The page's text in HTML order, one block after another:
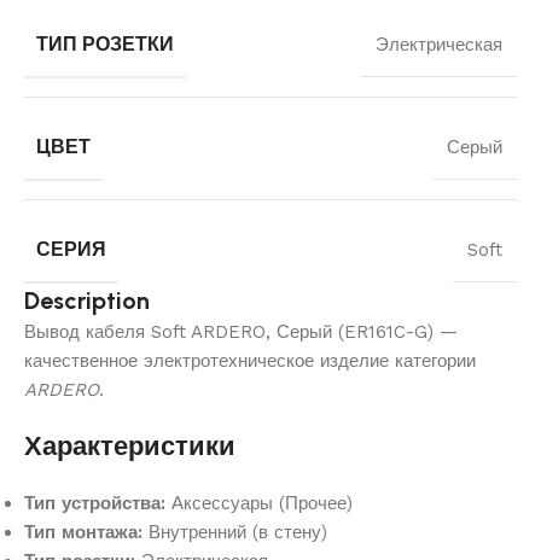
ТИП РОЗЕТКИ Электрическая
ЦВЕТ Серый
СЕРИЯ Soft
Description
Вывод кабеля Soft ARDERO, Серый (ER161C-G) —
качественное электротехническое изделие категории
ARDERO.
Характеристики
Тип устройства: Аксессуары (Прочее)
Тип монтажа: Внутренний (в стену)